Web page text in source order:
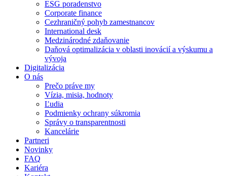
ESG poradenstvo
Corporate finance
Cezhraničný pohyb zamestnancov
International desk
Medzinárodné zdaňovanie
Daňová optimalizácia v oblasti inovácií a výskumu a
vývoja
Digitalizácia
O nás
Prečo práve my
Vízia, misia, hodnoty
Ľudia
Podmienky ochrany súkromia
Správy o transparentnosti
Kancelárie
Partneri
Novinky
FAQ
Kariéra